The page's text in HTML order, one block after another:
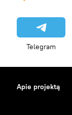
Telegram
Apie projektą